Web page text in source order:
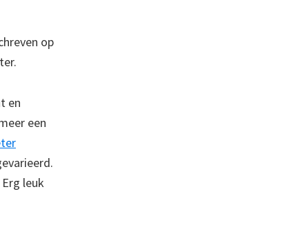
op
en
een
leuk